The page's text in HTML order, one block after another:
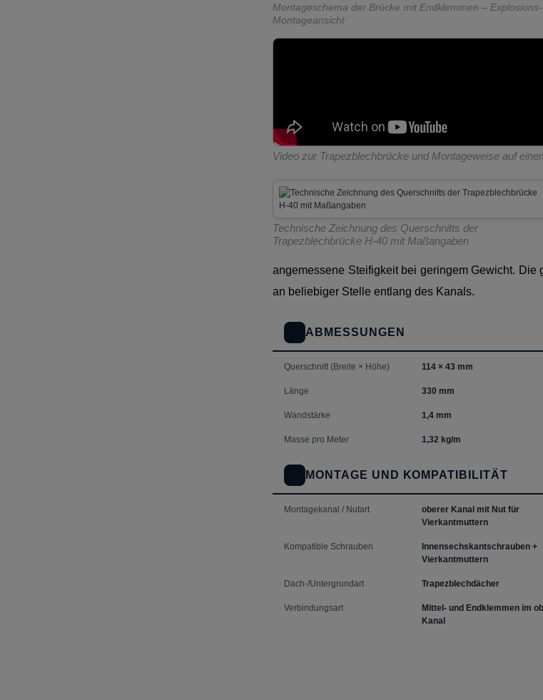
Montageschema der Brücke mit Endklemmen –
Montageansicht
Video zur Trapezblechbrücke und Montageweise auf
Technische Zeichnung des Querschnitts der
Trapezblechbrücke H-40 mit Maßangaben
angemessene Steifigkeit bei geringem Gewicht.
an beliebiger Stelle entlang des Kanals.
ABMESSUNGEN
Querschnitt (Breite × Höhe) 114 × 43 mm
Länge 330 mm
Wandstärke 1,4 mm
Masse pro Meter 1,32 kg/m
MONTAGE UND KOMPATIBILITÄT
Montagekanal / Nutart
oberer Kanal mit Nut für
Vierkantmuttern
Kompatible Schrauben
Innensechskantschrauben +
Vierkantmuttern
Dach-/Untergrundart Trapezblechdächer
Verbindungsart
Mittel- und Endklemmen im
Kanal